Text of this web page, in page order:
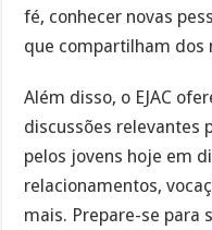
fé, conhecer novas
que compartilham dos
Além disso, o EJAC
discussões relevantes
pelos jovens hoje em
relacionamentos,
mais. Prepare-se para